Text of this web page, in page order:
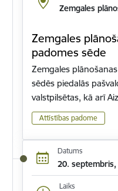
Zemgales
Zemgales
padomes sēde
Zemgales
sēdēs piedalās
valstpilsētas, kā arī
Attīstības padome
Datums
20. septembris,
Laiks